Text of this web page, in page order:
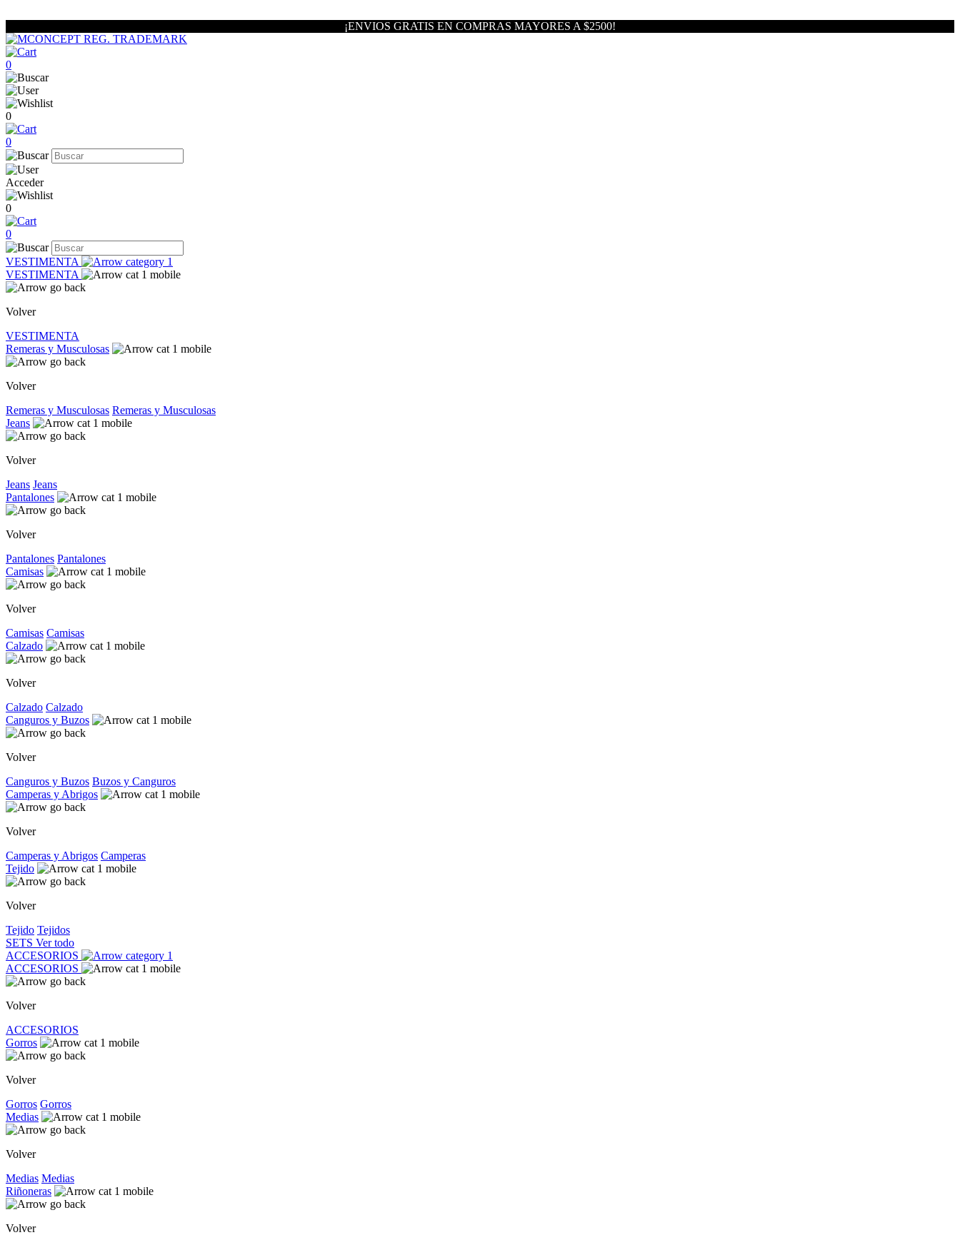
¡ENVIOS GRATIS EN COMPRAS MAYORES A $2500!
0
0
0
Acceder
0
0
VESTIMENTA
VESTIMENTA
Volver
VESTIMENTA
Remeras y Musculosas
Volver
Remeras y Musculosas Remeras y Musculosas
Jeans
Volver
Jeans Jeans
Pantalones
Volver
Pantalones Pantalones
Camisas
Volver
Camisas Camisas
Calzado
Volver
Calzado Calzado
Canguros y Buzos
Volver
Canguros y Buzos Buzos y Canguros
Camperas y Abrigos
Volver
Camperas y Abrigos Camperas
Tejido
Volver
Tejido Tejidos
SETS Ver todo
ACCESORIOS
ACCESORIOS
Volver
ACCESORIOS
Gorros
Volver
Gorros Gorros
Medias
Volver
Medias Medias
Riñoneras
Volver